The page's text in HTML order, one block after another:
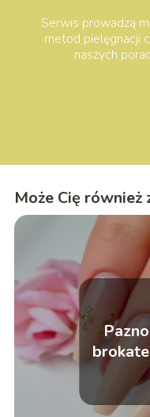
Serwis prowadzą
metod pielęgnacji
naszych
Może Cię